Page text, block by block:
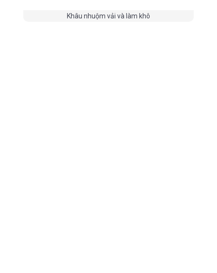
Khâu nhuộm vải và làm khô